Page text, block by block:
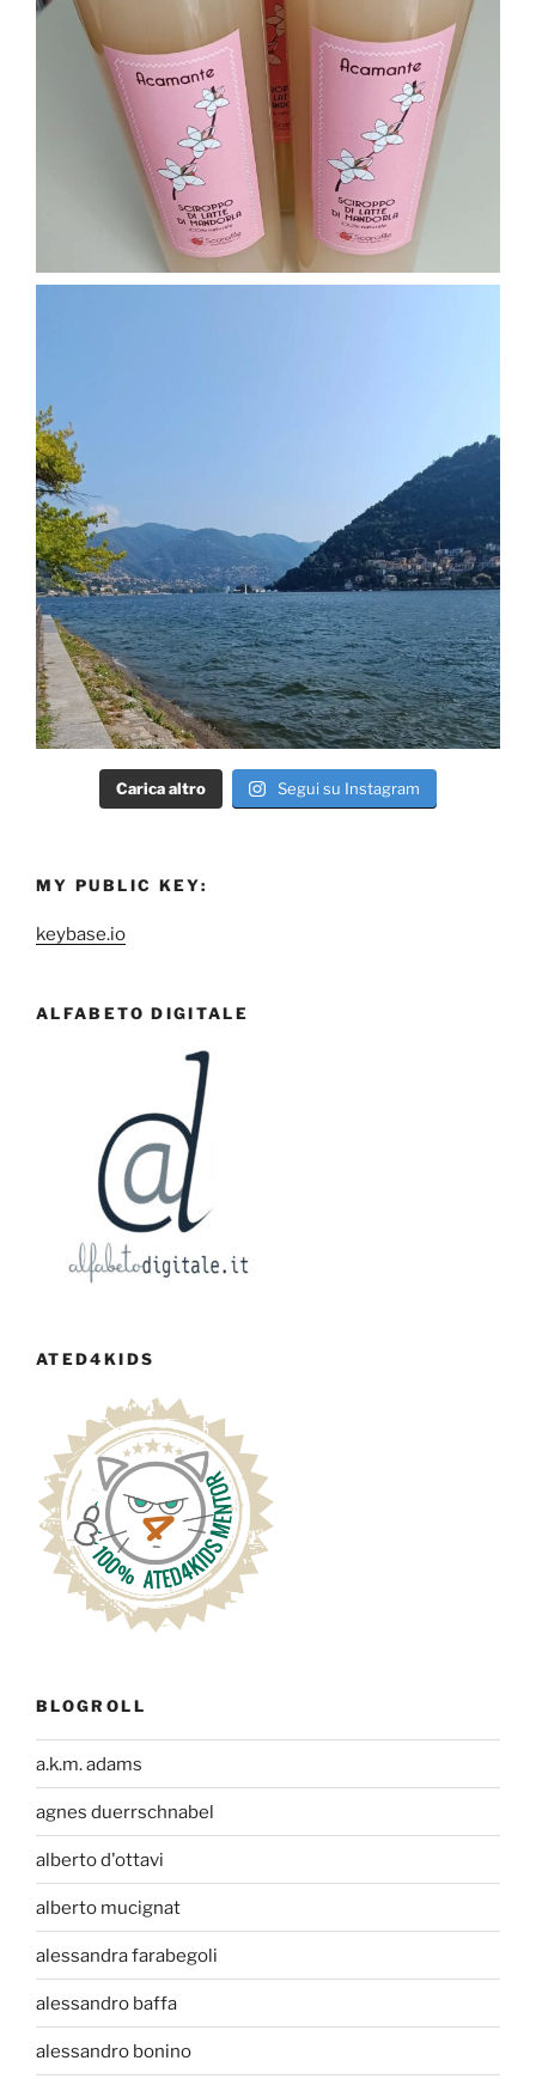
Carica altro Segui su Instagram
MY PUBLIC KEY:
keybase.io
ALFABETO DIGITALE
ATED4KIDS
BLOGROLL
a.k.m. adams
agnes duerrschnabel
alberto d'ottavi
alberto mucignat
alessandra farabegoli
alessandro baffa
alessandro bonino